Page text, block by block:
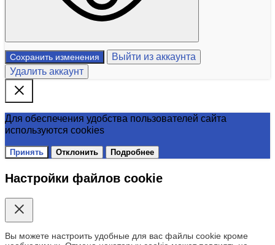
Сохранить изменения
Выйти из аккаунта
Удалить аккаунт
Для обеспечения удобства пользователей сайта
используются cookies
Принять Отклонить Подробнее
Настройки файлов cookie
Вы можете настроить удобные для вас файлы cookie кроме